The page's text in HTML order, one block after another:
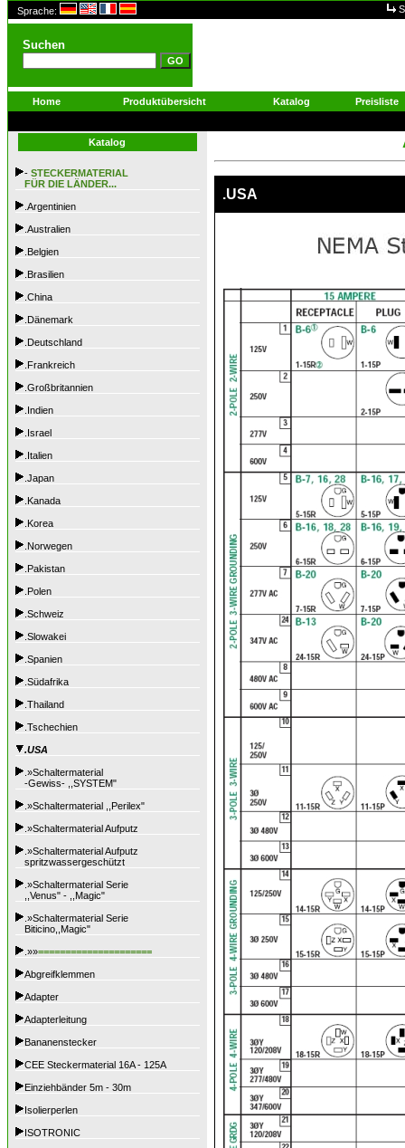
Sprache:
Suchen
Home Produktübersicht Katalog Preisliste
Katalog
- STECKERMATERIAL
FÜR DIE LÄNDER...
.Argentinien
.Australien
.Belgien
.Brasilien
.China
.Dänemark
.Deutschland
.Frankreich
.Großbritannien
.Indien
.Israel
.Italien
.Japan
.Kanada
.Korea
.Norwegen
.Pakistan
.Polen
.Schweiz
.Slowakei
.Spanien
.Südafrika
.Thailand
.Tschechien
.USA
.»Schaltermaterial
-Gewiss- ,,SYSTEM"
.»Schaltermaterial ,,Perilex"
.»Schaltermaterial Aufputz
.»Schaltermaterial Aufputz
spritzwassergeschützt
.»Schaltermaterial Serie
,,Venus" - ,,Magic"
.»Schaltermaterial Serie
Biticino,,Magic"
.»»=====================
Abgreifklemmen
Adapter
Adapterleitung
Bananenstecker
CEE Steckermaterial 16A - 125A
Einziehbänder 5m - 30m
Isolierperlen
ISOTRONIC
.USA